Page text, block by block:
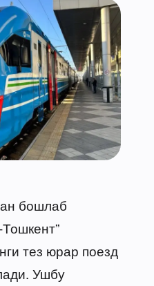
бошлаб
тез юрар поезд
Ушбу